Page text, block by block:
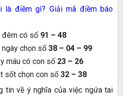
là điềm gì? Giải mã điềm báo
đêm có số 91 – 48
chọn số 38 – 04 – 99
máu có con số 23 – 26
sốt chọn con số 32 – 38
tin về ý nghĩa của việc ngứa tai